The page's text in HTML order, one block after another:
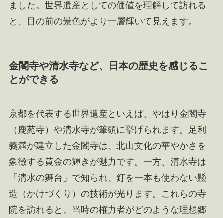
ました。世界遺産としての価値を理解して訪れる
と、目の前の景色がより一層輝いて見えます。
金閣寺や清水寺など、日本の歴史を感じるこ
とができる
京都を代表する世界遺産といえば、やはり金閣寺
（鹿苑寺）や清水寺が筆頭に挙げられます。足利
義満が建立した金閣寺は、北山文化の華やかさを
象徴する黄金の輝きが魅力です。一方、清水寺は
「清水の舞台」で知られ、釘を一本も使わない懸
造（かけづくり）の技術が光ります。これらの寺
院を訪れると、当時の権力者がどのような理想郷